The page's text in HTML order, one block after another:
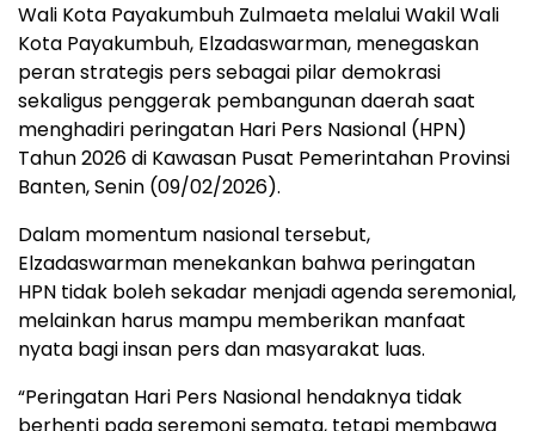
Wali Kota Payakumbuh Zulmaeta melalui Wakil Wali
Kota Payakumbuh, Elzadaswarman, menegaskan
peran strategis pers sebagai pilar demokrasi
sekaligus penggerak pembangunan daerah saat
menghadiri peringatan Hari Pers Nasional (HPN)
Tahun 2026 di Kawasan Pusat Pemerintahan Provinsi
Banten, Senin (09/02/2026).
Dalam momentum nasional tersebut,
Elzadaswarman menekankan bahwa peringatan
HPN tidak boleh sekadar menjadi agenda seremonial,
melainkan harus mampu memberikan manfaat
nyata bagi insan pers dan masyarakat luas.
“Peringatan Hari Pers Nasional hendaknya tidak